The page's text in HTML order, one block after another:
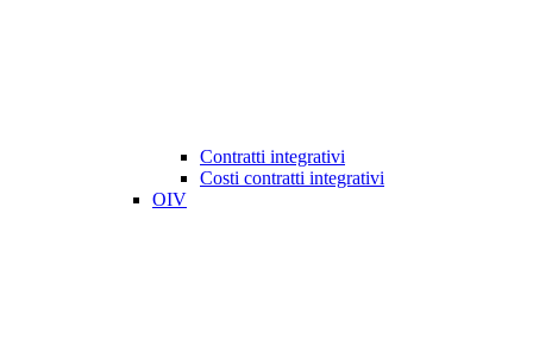
Contratti integrativi
Costi contratti integrativi
OIV